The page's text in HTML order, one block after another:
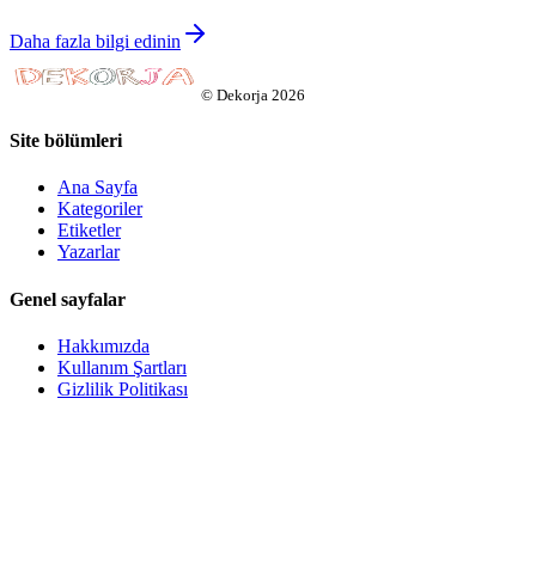
Daha fazla bilgi edinin
© Dekorja 2026
Site bölümleri
Ana Sayfa
Kategoriler
Etiketler
Yazarlar
Genel sayfalar
Hakkımızda
Kullanım Şartları
Gizlilik Politikası